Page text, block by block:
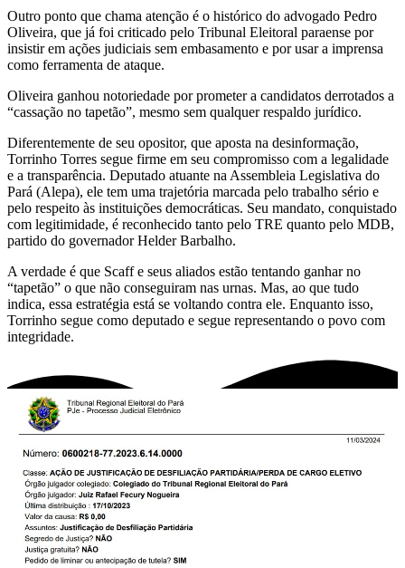
Outro ponto que chama atenção é o histórico do advogado Pedro
Oliveira, que já foi criticado pelo Tribunal Eleitoral paraense por
insistir em ações judiciais sem embasamento e por usar a imprensa
como ferramenta de ataque.
Oliveira ganhou notoriedade por prometer a candidatos derrotados a
“cassação no tapetão”, mesmo sem qualquer respaldo jurídico.
Diferentemente de seu opositor, que aposta na desinformação,
Torrinho Torres segue firme em seu compromisso com a legalidade
e a transparência. Deputado atuante na Assembleia Legislativa do
Pará (Alepa), ele tem uma trajetória marcada pelo trabalho sério e
pelo respeito às instituições democráticas. Seu mandato, conquistado
com legitimidade, é reconhecido tanto pelo TRE quanto pelo MDB,
partido do governador Helder Barbalho.
A verdade é que Scaff e seus aliados estão tentando ganhar no
“tapetão” o que não conseguiram nas urnas. Mas, ao que tudo
indica, essa estratégia está se voltando contra ele. Enquanto isso,
Torrinho segue como deputado e segue representando o povo com
integridade.